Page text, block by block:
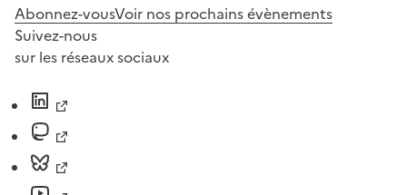
Abonnez-vousVoir nos prochains évènements
Suivez-nous
sur les réseaux sociaux